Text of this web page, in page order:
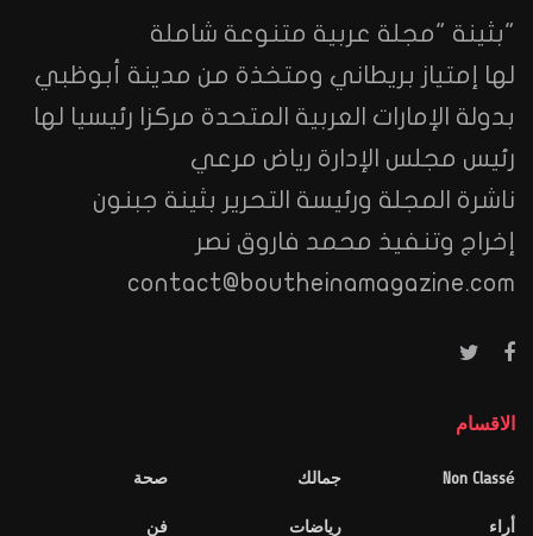
"بثينة "مجلة عربية متنوعة شاملة
لها إمتياز بريطاني ومتخذة من مدينة أبوظبي
بدولة الإمارات العربية المتحدة مركزا رئيسيا لها
رئيس مجلس الإدارة رياض مرعي
ناشرة المجلة ورئيسة التحرير بثينة جبنون
إخراج وتنفيذ محمد فاروق نصر
contact@boutheinamagazine.com
الاقسام
Non Classé
أراء
جمالك
رياضات
صحة
فن